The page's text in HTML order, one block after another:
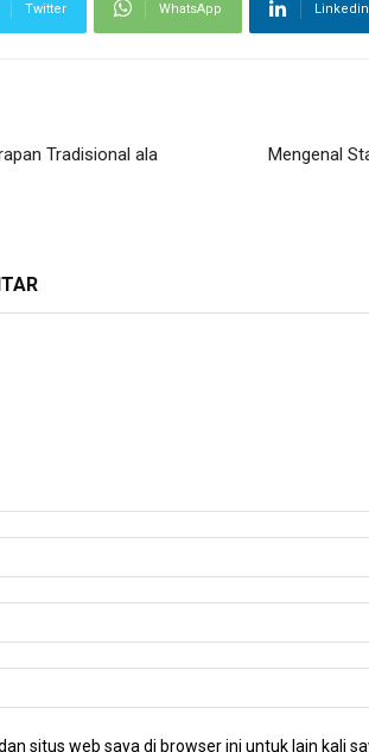
Twitter WhatsApp Linkedin
Tradisional ala
Mengenal
situs web saya di browser ini untuk lain kali